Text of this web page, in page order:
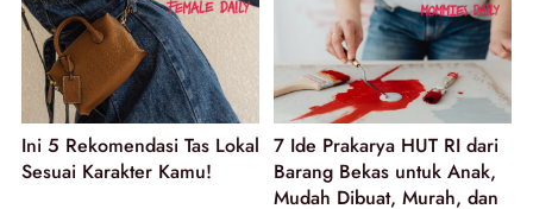
Ini 5 Rekomendasi Tas Lokal
Sesuai Karakter Kamu!
7 Ide Prakarya HUT RI dari
Barang Bekas untuk Anak,
Mudah Dibuat, Murah, dan